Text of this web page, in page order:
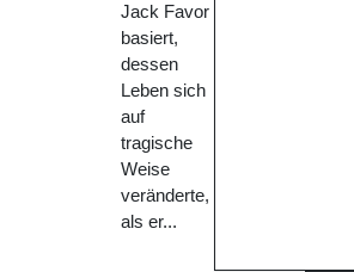
Jack Favor
basiert,
dessen
Leben sich
auf
tragische
Weise
veränderte,
als er...